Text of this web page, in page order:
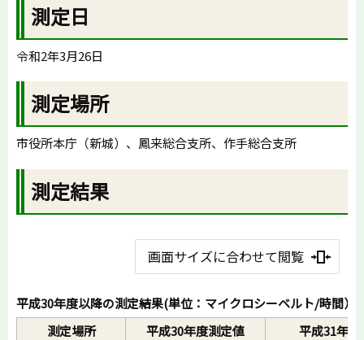
測定日
令和2年3月26日
測定場所
市役所本庁（新城）、鳳来総合支所、作手総合支所
測定結果
画面サイズに合わせて閲覧
平成30年度以降の測定結果(単位：マイクロシーベルト/時間）
測定場所
平成30年度測定値
平成31年